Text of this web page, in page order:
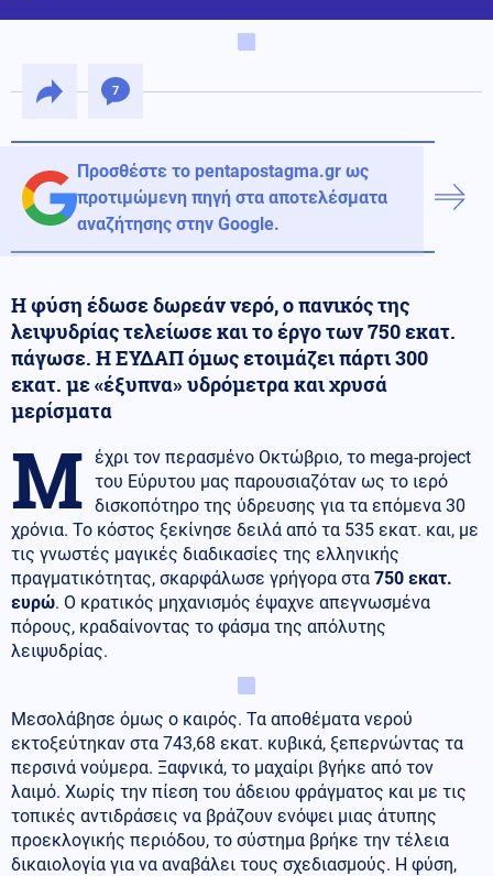
7
Προσθέστε το pentapostagma.gr ως
προτιμώμενη πηγή στα αποτελέσματα
αναζήτησης στην Google.
Η φύση έδωσε δωρεάν νερό, ο πανικός της
λειψυδρίας τελείωσε και το έργο των 750 εκατ.
πάγωσε. Η ΕΥΔΑΠ όμως ετοιμάζει πάρτι 300
εκατ. με «έξυπνα» υδρόμετρα και χρυσά
μερίσματα
Μ έχρι τον περασμένο Οκτώβριο, το mega-project
του Εύρυτου μας παρουσιαζόταν ως το ιερό
δισκοπότηρο της ύδρευσης για τα επόμενα 30
χρόνια. Το κόστος ξεκίνησε δειλά από τα 535 εκατ. και, με
τις γνωστές μαγικές διαδικασίες της ελληνικής
πραγματικότητας, σκαρφάλωσε γρήγορα στα 750 εκατ.
ευρώ. Ο κρατικός μηχανισμός έψαχνε απεγνωσμένα
πόρους, κραδαίνοντας το φάσμα της απόλυτης
λειψυδρίας.
Μεσολάβησε όμως ο καιρός. Τα αποθέματα νερού
εκτοξεύτηκαν στα 743,68 εκατ. κυβικά, ξεπερνώντας τα
περσινά νούμερα. Ξαφνικά, το μαχαίρι βγήκε από τον
λαιμό. Χωρίς την πίεση του άδειου φράγματος και με τις
τοπικές αντιδράσεις να βράζουν ενόψει μιας άτυπης
προεκλογικής περιόδου, το σύστημα βρήκε την τέλεια
δικαιολογία για να αναβάλει τους σχεδιασμούς. Η φύση,